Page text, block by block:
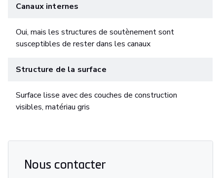
Canaux internes
Oui, mais les structures de soutènement sont
susceptibles de rester dans les canaux
Structure de la surface
Surface lisse avec des couches de construction
visibles, matériau gris
Nous contacter